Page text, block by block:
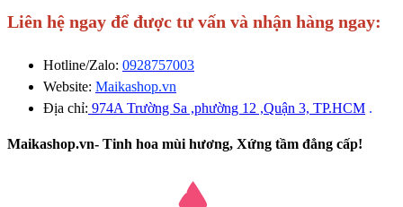
Liên hệ ngay để được tư vấn và nhận hàng ngay:
Hotline/Zalo: 0928757003
Website: Maikashop.vn
Địa chỉ: 974A Trường Sa ,phường 12 ,Quận 3, TP.HCM .
Maikashop.vn- Tinh hoa mùi hương, Xứng tầm đẳng cấp!